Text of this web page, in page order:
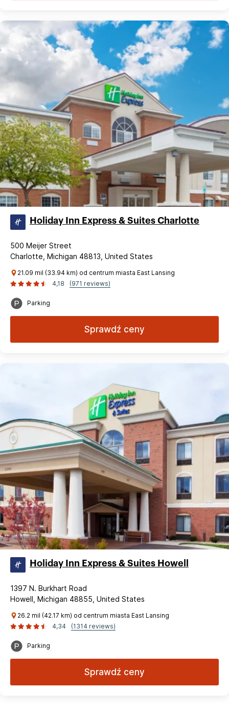
Holiday Inn Express & Suites Charlotte
500 Meijer Street
Charlotte, Michigan 48813, United States
21.09 mil (33.94 km) od centrum miasta East Lansing
4,18
(971 reviews)
Parking
Sprawdź ceny
Holiday Inn Express & Suites Howell
1397 N. Burkhart Road
Howell, Michigan 48855, United States
26.2 mil (42.17 km) od centrum miasta East Lansing
4,34
(1314 reviews)
Parking
Sprawdź ceny